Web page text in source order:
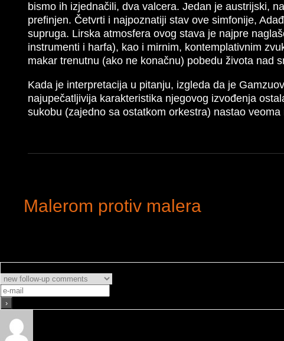
bismo ih izjednačili, dva valcera. Jedan je austrijski,
prefinjen. Četvrti i najpoznatiji stav ove simfonije,
supruga. Lirska atmosfera ovog stava je najpre
instrumenti i harfa), kao i mirnim, kontemplativnim
makar trenutnu (ako ne konačnu) pobedu života nad
Kada je interpretacija u pitanju, izgleda da je
najupečatlјivija karakteristika njegovog izvođenja
sukobu (zajedno sa ostatkom orkestra) nastao
Malerom protiv malera